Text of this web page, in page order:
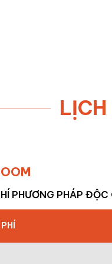
LỊCH
PHƯƠNG PHÁP